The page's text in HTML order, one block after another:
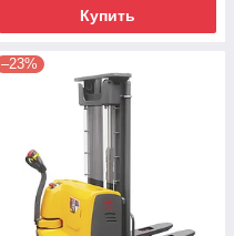
Купить
–23%